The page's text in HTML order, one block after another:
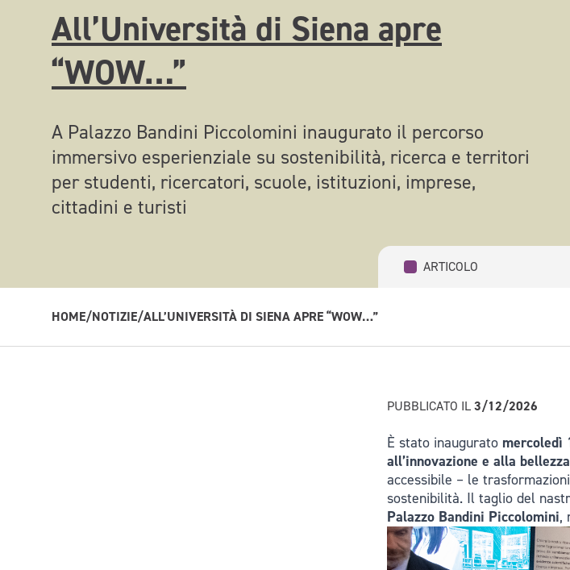
All’Università di Siena apre
“WOW…”
A Palazzo Bandini Piccolomini inaugurato il percorso
immersivo esperienziale su sostenibilità, ricerca e territori
per studenti, ricercatori, scuole, istituzioni, imprese,
cittadini e turisti
ARTICOLO
HOME/NOTIZIE/ALL’UNIVERSITÀ DI SIENA APRE “WOW…”
PUBBLICATO IL3/12/2026
È stato inaugurato mercoledì
all’innovazione e alla
accessibile – le
sostenibilità. Il taglio del
Palazzo Bandini Piccolomini,